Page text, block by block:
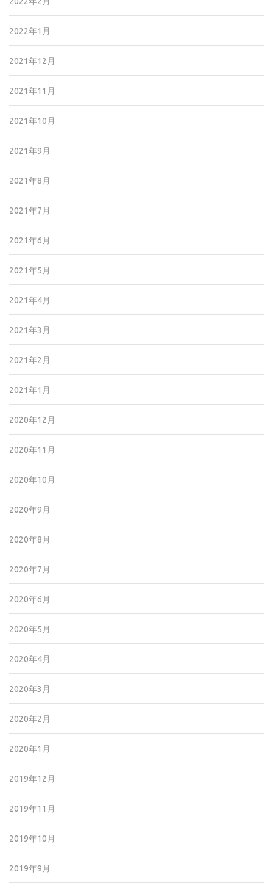
2022年1月
2021年12月
2021年11月
2021年10月
2021年9月
2021年8月
2021年7月
2021年6月
2021年5月
2021年4月
2021年3月
2021年2月
2021年1月
2020年12月
2020年11月
2020年10月
2020年9月
2020年8月
2020年7月
2020年6月
2020年5月
2020年4月
2020年3月
2020年2月
2020年1月
2019年12月
2019年11月
2019年10月
2019年9月